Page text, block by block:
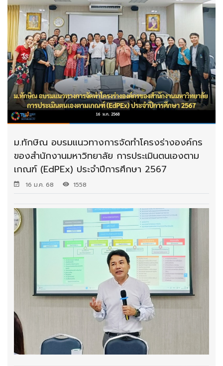
ม.ทักษิณ อบรมแนวทางการจัดทำโครงร่างองค์กร
ของสำนักงานมหาวิทยาลัย การประเมินตนเองตาม
เกณฑ์ (EdPEx) ประจำปีการศึกษา 2567
16 ม.ค. 68 1558